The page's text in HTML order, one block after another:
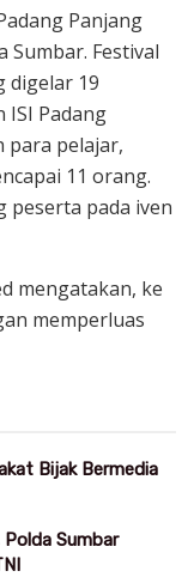
Panjang
Sumbar. Festival
digelar 19
ISI Padang
para pelajar,
11 orang.
pada iven
mengatakan, ke
memperluas
Bijak Bermedia
Sumbar